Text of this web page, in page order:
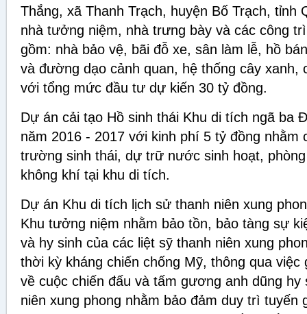
Thắng, xã Thanh Trạch, huyện Bố Trạch, tỉnh
nhà tưởng niệm, nhà trưng bày và các công
gồm: nhà bảo vệ, bãi đỗ xe, sân làm lễ, hồ
và đường dạo cảnh quan, hệ thống cây xanh,
với tổng mức đầu tư dự kiến 30 tỷ đồng.
Dự án cải tạo Hồ sinh thái Khu di tích ngã ba
năm 2016 - 2017 với kinh phí 5 tỷ đồng nhằm
trường sinh thái, dự trữ nước sinh hoạt,
không khí tại khu di tích.
Dự án Khu di tích lịch sử thanh niên xung
Khu tưởng niệm nhằm bảo tồn, bảo tàng sự
và hy sinh của các liệt sỹ thanh niên xung
thời kỳ kháng chiến chống Mỹ, thông qua
về cuộc chiến đấu và tấm gương anh dũng hy
niên xung phong nhằm bảo đảm duy trì tuyến